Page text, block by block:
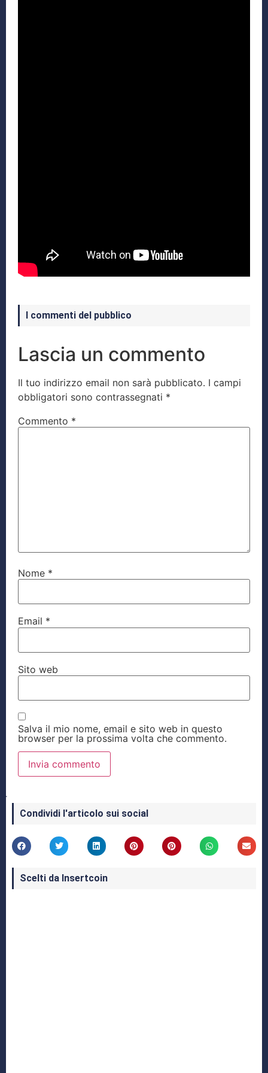
I commenti del pubblico
Lascia un commento
Il tuo indirizzo email non sarà pubblicato. I campi
obbligatori sono contrassegnati *
Commento *
Nome *
Email *
Sito web
Salva il mio nome, email e sito web in questo
browser per la prossima volta che commento.
Condividi l'articolo sui social
Scelti da Insertcoin